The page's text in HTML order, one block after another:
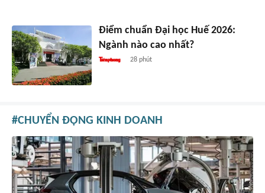
Điểm chuẩn Đại học Huế 2026:
Ngành nào cao nhất?
28 phút
CHUYỂN ĐỘNG KINH DOANH